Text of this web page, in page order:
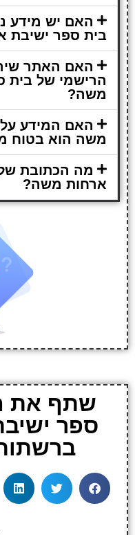
האם יש מידע
בית ספר ישיבת
האם האתר
הרישמי של בית
משה?
האם המידע על
משה הוא בטוח
מה הכתובת של
ארחות משה?
שתף את
ספר